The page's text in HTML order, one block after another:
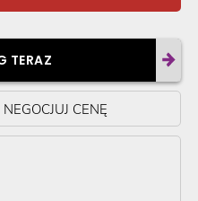
TERAZ
NEGOCJUJ CENĘ